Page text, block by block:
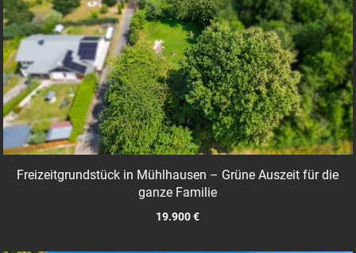
Freizeitgrundstück in Mühlhausen – Grüne Auszeit für die
ganze Familie
19.900 €